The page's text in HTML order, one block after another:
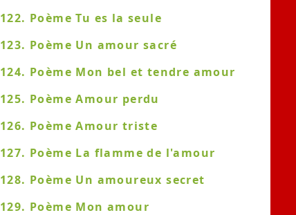
122. Poème Tu es la seule
123. Poème Un amour sacré
124. Poème Mon bel et tendre amour
125. Poème Amour perdu
126. Poème Amour triste
127. Poème La flamme de l'amour
128. Poème Un amoureux secret
129. Poème Mon amour